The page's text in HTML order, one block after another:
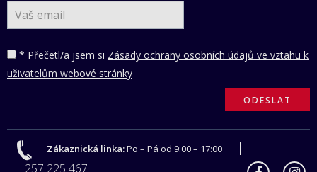
* Přečetl/a jsem si Zásady ochrany osobních údajů ve vztahu k
uživatelům webové stránky
Zákaznická linka:Po – Pá od 9:00 – 17:00
257 225 467